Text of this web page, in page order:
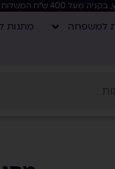
למשפחה מתנות